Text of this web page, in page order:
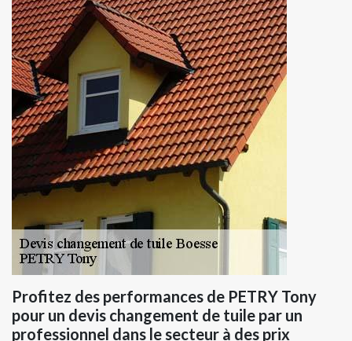
Profitez des performances de PETRY Tony
pour un devis changement de tuile par un
professionnel dans le secteur à des prix